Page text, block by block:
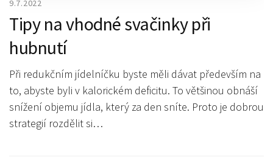
9.7.2022
Tipy na vhodné svačinky při
hubnutí
Při redukčním jídelníčku byste měli dávat především na
to, abyste byli v kalorickém deficitu. To většinou obnáší
snížení objemu jídla, který za den sníte. Proto je dobrou
strategií rozdělit si…